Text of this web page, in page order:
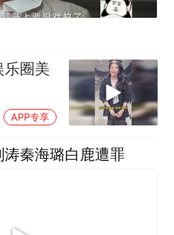
乐圈美
APP专享
秦海璐白鹿遭罪